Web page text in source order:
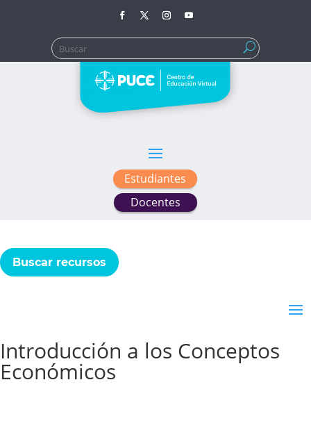
Buscar:
Estudiantes
Docentes
Buscar recursos
Introducción a los Conceptos
Económicos